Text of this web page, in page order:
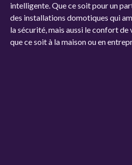
intelligente. Que ce soit pour un
des installations domotiques qui
la sécurité, mais aussi le confort
que ce soit à la maison ou en